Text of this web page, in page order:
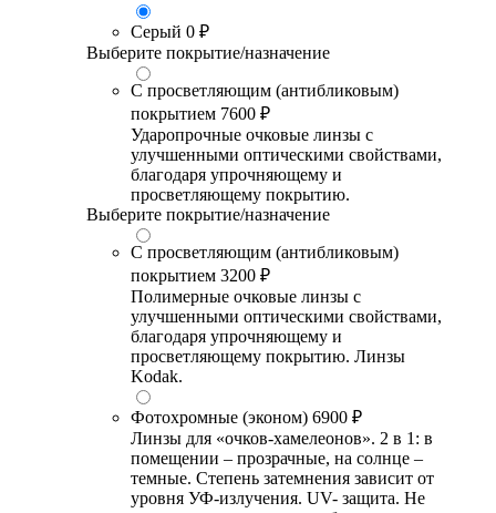
Серый 0 ₽
Выберите покрытие/назначение
С просветляющим (антибликовым)
покрытием 7600 ₽
Ударопрочные очковые линзы с
улучшенными оптическими свойствами,
благодаря упрочняющему и
просветляющему покрытию.
Выберите покрытие/назначение
С просветляющим (антибликовым)
покрытием 3200 ₽
Полимерные очковые линзы с
улучшенными оптическими свойствами,
благодаря упрочняющему и
просветляющему покрытию. Линзы
Kodak.
Фотохромные (эконом) 6900 ₽
Линзы для «очков-хамелеонов». 2 в 1: в
помещении – прозрачные, на солнце –
темные. Степень затемнения зависит от
уровня УФ-излучения. UV- защита. Не